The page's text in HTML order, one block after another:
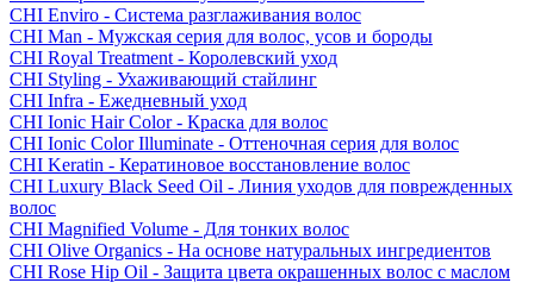
CHI Enviro - Система разглаживания волос
CHI Man - Мужская серия для волос, усов и бороды
CHI Royal Treatment - Королевский уход
CHI Styling - Ухаживающий стайлинг
CHI Infra - Ежедневный уход
CHI Ionic Hair Color - Краска для волос
CHI Ionic Color Illuminate - Оттеночная серия для волос
CHI Keratin - Кератиновое восстановление волос
CHI Luxury Black Seed Oil - Линия уходов для поврежденных
волос
CHI Magnified Volume - Для тонких волос
CHI Olive Organics - На основе натуральных ингредиентов
CHI Rose Hip Oil - Защита цвета окрашенных волос с маслом